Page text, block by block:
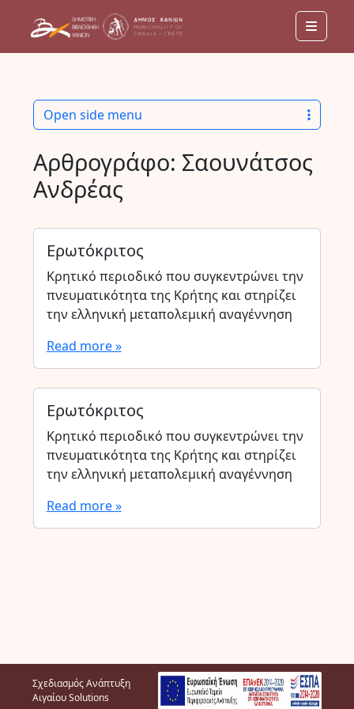
Menu
Αρθρογράφο: Σαουνάτσος
Ανδρέας
Ερωτόκριτος
Κρητικό περιοδικό που συγκεντρώνει την
πνευματικότητα της Κρήτης και στηρίζει
την ελληνική μεταπολεμική αναγέννηση
Read more »
Ερωτόκριτος
Κρητικό περιοδικό που συγκεντρώνει την
πνευματικότητα της Κρήτης και στηρίζει
την ελληνική μεταπολεμική αναγέννηση
Read more »
Open side menu
Σχεδιασμός Ανάπτυξη
Αιγαίου Solutions